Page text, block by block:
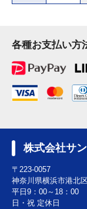
各種お支払い方
株式会社サ
〒223-0057
神奈川県横浜市港北
平日9：00～18：00
日・祝 定休日